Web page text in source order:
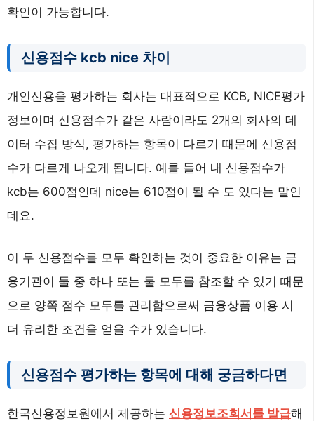
확인이 가능합니다.
신용점수 kcb nice 차이
개인신용을 평가하는 회사는 대표적으로 KCB, NICE평가
정보이며 신용점수가 같은 사람이라도 2개의 회사의 데
이터 수집 방식, 평가하는 항목이 다르기 때문에 신용점
수가 다르게 나오게 됩니다. 예를 들어 내 신용점수가
kcb는 600점인데 nice는 610점이 될 수 도 있다는 말인
데요.
이 두 신용점수를 모두 확인하는 것이 중요한 이유는 금
융기관이 둘 중 하나 또는 둘 모두를 참조할 수 있기 때문
으로 양쪽 점수 모두를 관리함으로써 금융상품 이용 시
더 유리한 조건을 얻을 수가 있습니다.
신용점수 평가하는 항목에 대해 궁금하다면
한국신용정보원에서 제공하는 신용정보조회서를 발급해